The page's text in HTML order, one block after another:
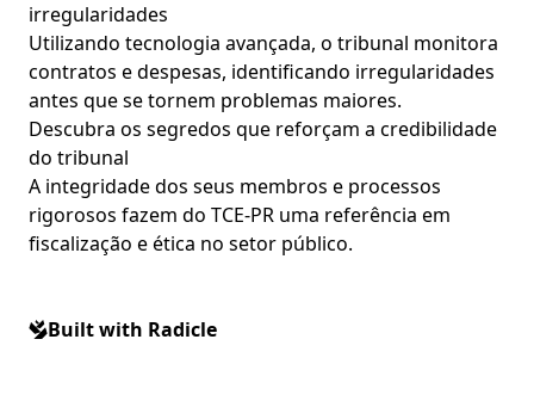
irregularidades
Utilizando tecnologia avançada, o tribunal monitora
contratos e despesas, identificando irregularidades
antes que se tornem problemas maiores.
Descubra os segredos que reforçam a credibilidade
do tribunal
A integridade dos seus membros e processos
rigorosos fazem do TCE-PR uma referência em
fiscalização e ética no setor público.
Built with Radicle